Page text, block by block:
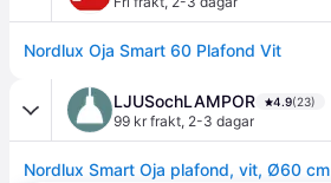
Nordlux Oja Smart 60 Plafond Vit
LJUSochLAMPOR 4.9(23)
99 kr frakt, 2-3 dagar
Nordlux Smart Oja plafond, vit, Ø60 cm